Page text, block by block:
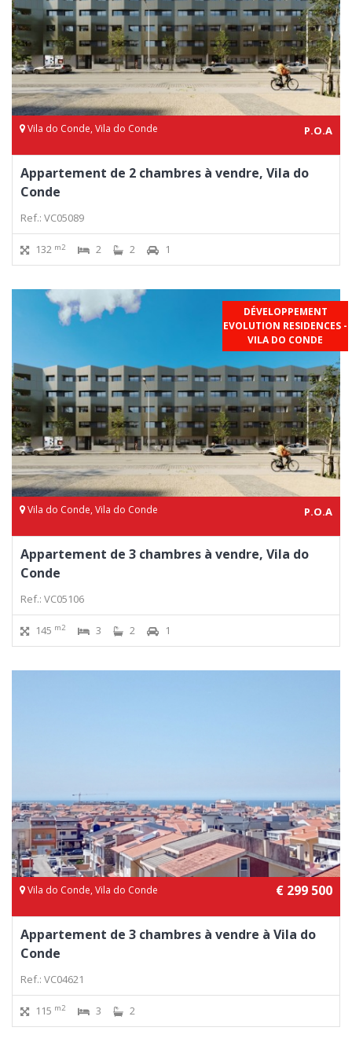
Vila do Conde, Vila do Conde P.O.A
Appartement de 2 chambres à vendre, Vila do
Conde
Ref.: VC05089
132 m2 2 2 1
DÉVELOPPEMENT
EVOLUTION RESIDENCES -
VILA DO CONDE
Vila do Conde, Vila do Conde P.O.A
Appartement de 3 chambres à vendre, Vila do
Conde
Ref.: VC05106
145 m2 3 2 1
Vila do Conde, Vila do Conde € 299 500
Appartement de 3 chambres à vendre à Vila do
Conde
Ref.: VC04621
115 m2 3 2